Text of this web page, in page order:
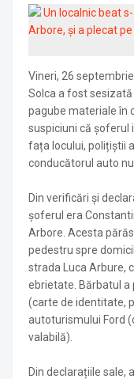
Vineri, 26
Solca a fost
pagube materiale în
suspiciuni că șoferul
fața locului, polițiștii
conducătorul auto
Din verificări și
șoferul era
Arbore. Acesta
pedestru spre
strada Luca Arbure,
ebrietate. Bărbatul
(carte de identitate,
autoturismului Ford
valabilă).
Din declarațiile sale,